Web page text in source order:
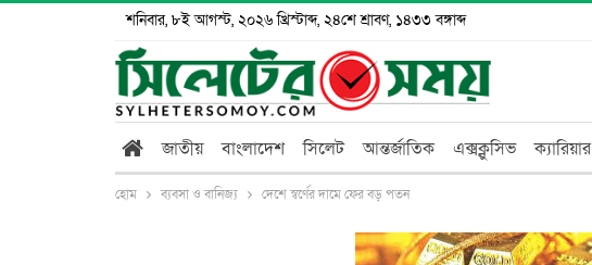
শনিবার, ৮ই আগস্ট, ২০২৬ খ্রিস্টাব্দ, ২৪শে শ্রাবণ, ১৪৩৩ বঙ্গাব্দ
জাতীয় বাংলাদেশ সিলেট আন্তর্জাতিক এক্সক্লুসিভ ক্যারিয়ার
হোম ব্যবসা ও বানিজ্য দেশে স্বর্ণের দামে ফের বড় পতন